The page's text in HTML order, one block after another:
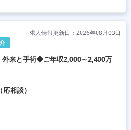
求人情報更新日：2026年08月03日
外来と手術◆ご年収2,000～2,400万
相談）